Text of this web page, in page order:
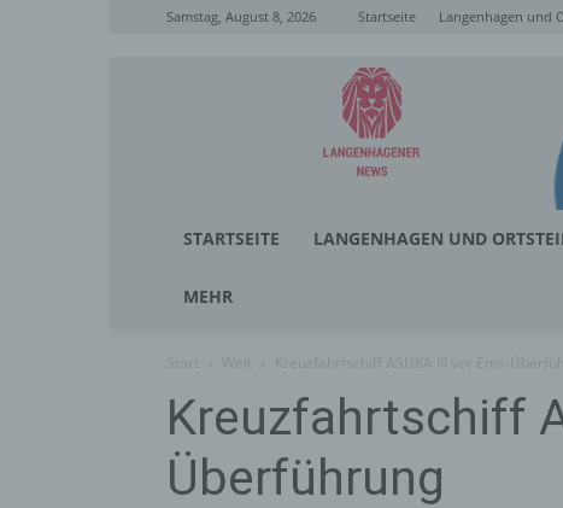
Samstag, August 8, 2026 Startseite Langenhagen und
Langenhagener
News
STARTSEITE LANGENHAGEN UND
MEHR
Kreuzfahrtschiff
Überführung